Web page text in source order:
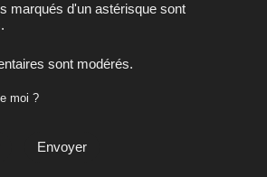
marqués d'un astérisque sont
sont modérés.
moi ?